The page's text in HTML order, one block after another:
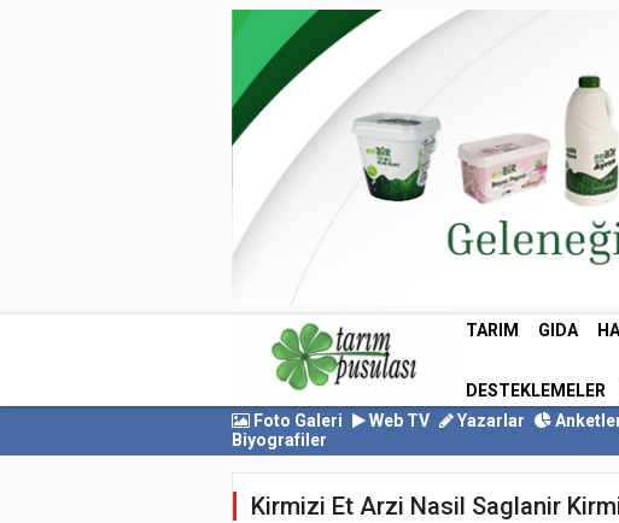
TARIM GIDA
DESTEKLEMELER
Foto Galeri
Web TV Yazarlar
Biyografiler
Kirmizi Et Arzi Nasil Saglanir